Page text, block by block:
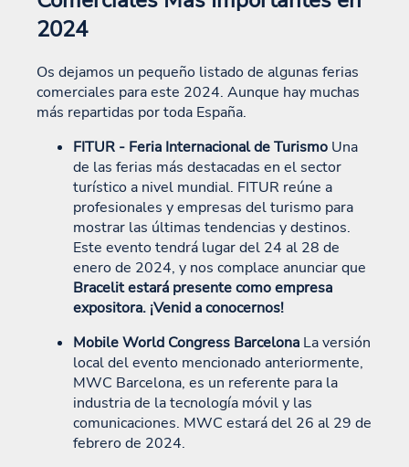
2024
Os dejamos un pequeño listado de algunas ferias
comerciales para este 2024. Aunque hay muchas
más repartidas por toda España.
FITUR - Feria Internacional de Turismo Una
de las ferias más destacadas en el sector
turístico a nivel mundial. FITUR reúne a
profesionales y empresas del turismo para
mostrar las últimas tendencias y destinos.
Este evento tendrá lugar del 24 al 28 de
enero de 2024, y nos complace anunciar que
Bracelit estará presente como empresa
expositora. ¡Venid a conocernos!
Mobile World Congress Barcelona La versión
local del evento mencionado anteriormente,
MWC Barcelona, es un referente para la
industria de la tecnología móvil y las
comunicaciones. MWC estará del 26 al 29 de
febrero de 2024.